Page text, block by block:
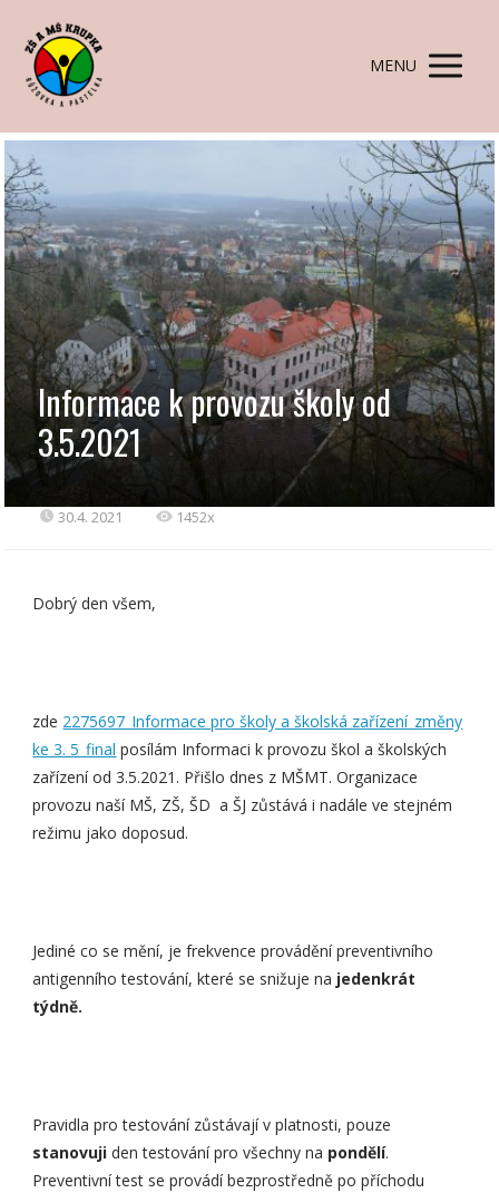
MENU
Informace k provozu školy od
3.5.2021
30.4. 2021 1452x
Dobrý den všem,
zde 2275697_Informace pro školy a školská zařízení_změny
ke 3. 5_final posílám Informaci k provozu škol a školských
zařízení od 3.5.2021. Přišlo dnes z MŠMT. Organizace
provozu naší MŠ, ZŠ, ŠD a ŠJ zůstává i nadále ve stejném
režimu jako doposud.
Jediné co se mění, je frekvence provádění preventivního
antigenního testování, které se snižuje na jedenkrát
týdně.
Pravidla pro testování zůstávají v platnosti, pouze
stanovuji den testování pro všechny na pondělí.
Preventivní test se provádí bezprostředně po příchodu